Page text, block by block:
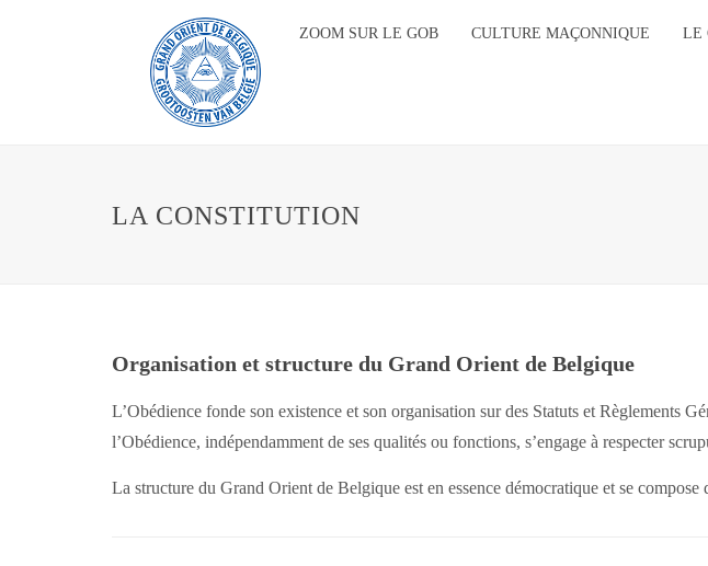
ZOOM SUR LE GOB CULTURE MAÇONNIQUE LE
LA CONSTITUTION
Organisation et structure du Grand Orient de Belgique
L’Obédience fonde son existence et son organisation sur des Statuts et Règlements
l’Obédience, indépendamment de ses qualités ou fonctions, s’engage à respecter
La structure du Grand Orient de Belgique est en essence démocratique et se compose